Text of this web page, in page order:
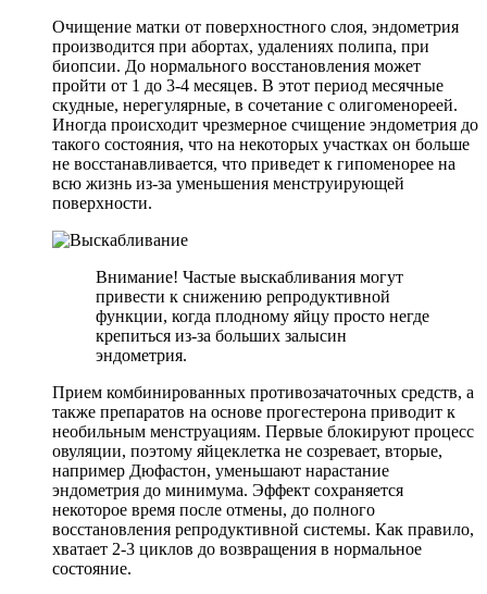
Очищение матки от поверхностного слоя, эндометрия
производится при абортах, удалениях полипа, при
биопсии. До нормального восстановления может
пройти от 1 до 3-4 месяцев. В этот период месячные
скудные, нерегулярные, в сочетание с олигоменореей.
Иногда происходит чрезмерное счищение эндометрия до
такого состояния, что на некоторых участках он больше
не восстанавливается, что приведет к гипоменорее на
всю жизнь из-за уменьшения менструирующей
поверхности.
Внимание! Частые выскабливания могут
привести к снижению репродуктивной
функции, когда плодному яйцу просто негде
крепиться из-за больших залысин
эндометрия.
Прием комбинированных противозачаточных средств, а
также препаратов на основе прогестерона приводит к
необильным менструациям. Первые блокируют процесс
овуляции, поэтому яйцеклетка не созревает, вторые,
например Дюфастон, уменьшают нарастание
эндометрия до минимума. Эффект сохраняется
некоторое время после отмены, до полного
восстановления репродуктивной системы. Как правило,
хватает 2-3 циклов до возвращения в нормальное
состояние.